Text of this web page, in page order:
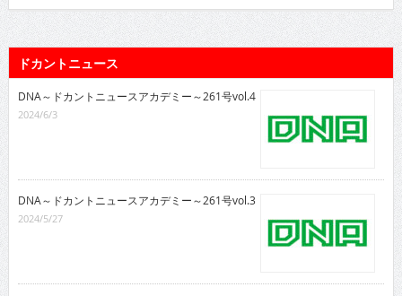
ドカントニュース
DNA～ドカントニュースアカデミー～261号vol.4
2024/6/3
DNA～ドカントニュースアカデミー～261号vol.3
2024/5/27